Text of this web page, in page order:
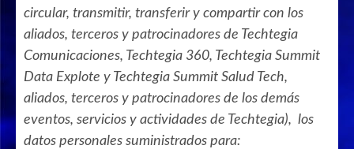
circular, transmitir, transferir y compartir con los
aliados, terceros y patrocinadores de Techtegia
Comunicaciones, Techtegia 360, Techtegia Summit
Data Explote y Techtegia Summit Salud Tech,
aliados, terceros y patrocinadores de los demás
eventos, servicios y actividades de Techtegia), los
datos personales suministrados para: